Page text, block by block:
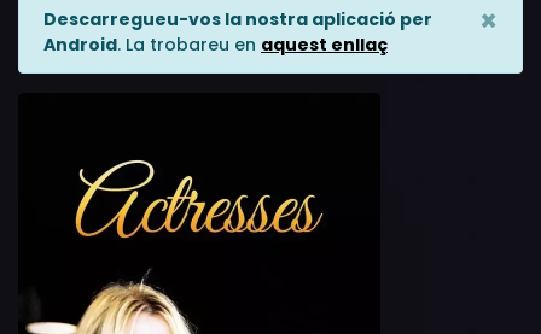
Descarregueu-vos la nostra aplicació per
Android. La trobareu en aquest enllaç
×